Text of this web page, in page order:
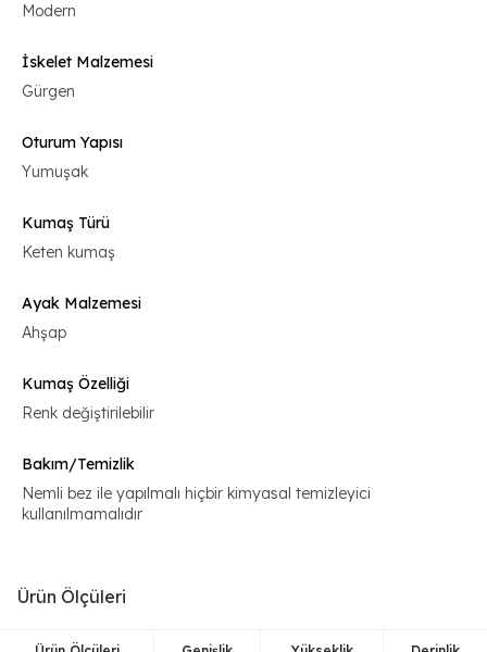
Modern
İskelet Malzemesi
Gürgen
Oturum Yapısı
Yumuşak
Kumaş Türü
Keten kumaş
Ayak Malzemesi
Ahşap
Kumaş Özelliği
Renk değiştirilebilir
Bakım/Temizlik
Nemli bez ile yapılmalı hiçbir kimyasal temizleyici
kullanılmamalıdır
Ürün Ölçüleri